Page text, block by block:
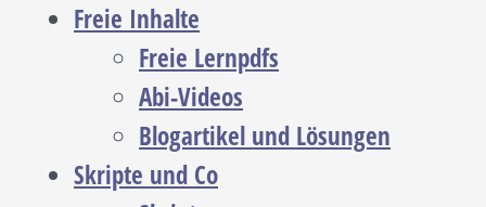
Freie Inhalte
Freie Lernpdfs
Abi-Videos
Blogartikel und Lösungen
Skripte und Co